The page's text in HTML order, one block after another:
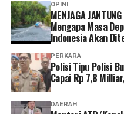
OPINI
MENJAGA
Mengapa Masa
Indonesia Akan
PERKARA
Polisi Tipu Polisi
Capai Rp 7,8
DAERAH